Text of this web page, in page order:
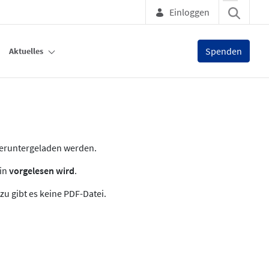
Einloggen
Aktuelles Spenden
werden.
vorgelesen wird.
gibt es keine PDF-Datei.